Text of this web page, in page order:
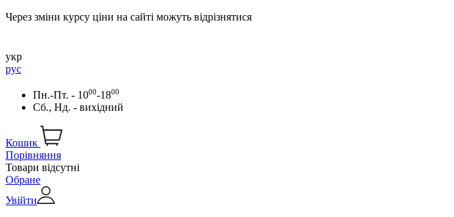
Через зміни курсу ціни на сайті можуть відрізнятися
укр
рус
Пн.-Пт. - 1000-1800
Сб., Нд. - вихідний
Кошик
Порівняння
Товари відсутні
Обране
Увійти